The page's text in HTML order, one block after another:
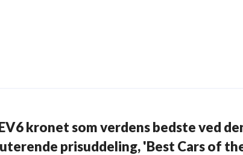
kronet som verdens bedste ved
prisuddeling, 'Best Cars of